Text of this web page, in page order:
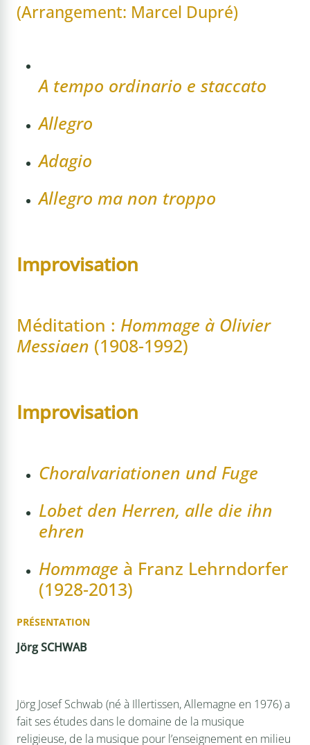
(Arrangement: Marcel Dupré)
A tempo ordinario e staccato
Allegro
Adagio
Allegro ma non troppo
Improvisation
Méditation : Hommage à Olivier
Messiaen (1908-1992)
Improvisation
Choralvariationen und Fuge
Lobet den Herren, alle die ihn
ehren
Hommage à Franz Lehrndorfer
(1928-2013)
PRÉSENTATION
Jörg SCHWAB
Jörg Josef Schwab (né à Illertissen, Allemagne en 1976) a
fait ses études dans le domaine de la musique
religieuse, de la musique pour l’enseignement en milieu